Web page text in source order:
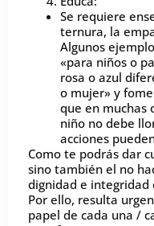
Se requiere
ternura, la
Algunos
«para niños o
rosa o azul
o mujer» y
que en muchas
niño no debe
acciones
Como te podrás dar
sino también el no
dignidad e integridad
Por ello, resulta
papel de cada una /